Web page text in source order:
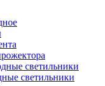
светильники
светильники